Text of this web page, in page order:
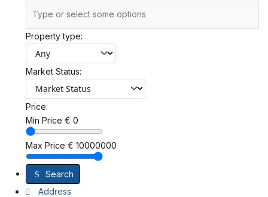
Property type:
Market Status:
Price:
Min Price € 0
Max Price € 10000000
Search
Address